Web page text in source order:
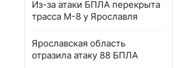
Из-за атаки БПЛА перекрыта
трасса М-8 у Ярославля
Ярославская область
отразила атаку 88 БПЛА